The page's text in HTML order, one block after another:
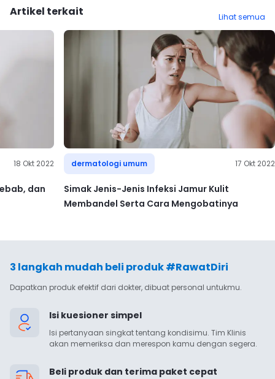
Artikel terkait Lihat semua
18 Okt 2022
dan
dermatologi umum 17 Okt 2022
Simak Jenis-Jenis Infeksi Jamur Kulit
Membandel Serta Cara Mengobatinya
3 langkah mudah beli produk #RawatDiri
Dapatkan produk efektif dari dokter, dibuat personal untukmu.
Isi kuesioner simpel
Isi pertanyaan singkat tentang kondisimu. Tim Klinis
akan memeriksa dan merespon kamu dengan segera.
Beli produk dan terima paket cepat